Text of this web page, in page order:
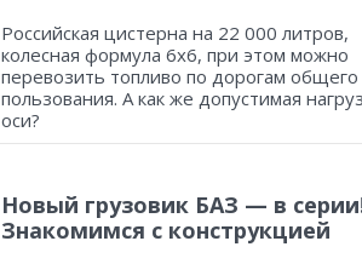
Российская цистерна на 22 000 литров,
колесная формула 6х6, при этом можно
перевозить топливо по дорогам общего
пользования. А как же допустимая
оси?
Новый грузовик БАЗ — в
Знакомимся с конструкцией